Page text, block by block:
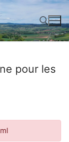
pour les